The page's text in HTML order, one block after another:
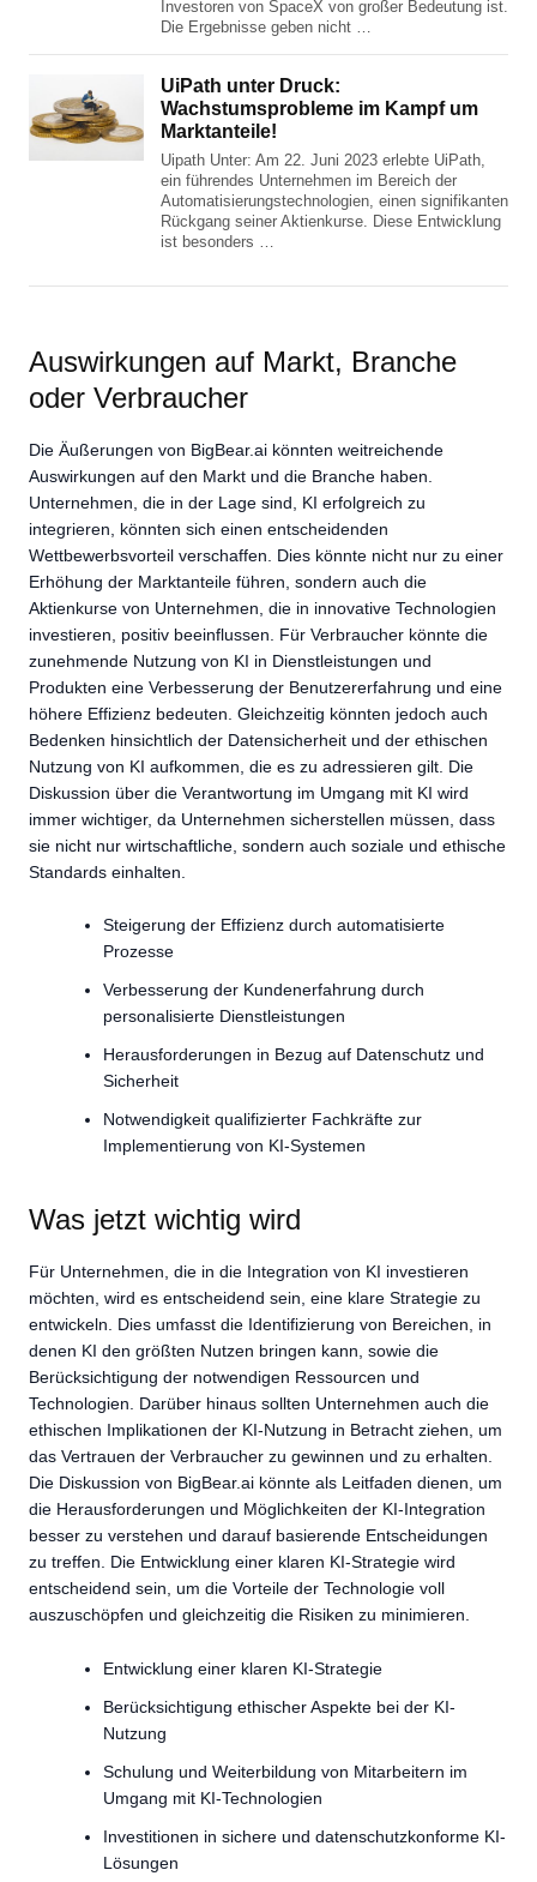
Investoren von SpaceX von großer Bedeutung ist.
Die Ergebnisse geben nicht …
UiPath unter Druck:
Wachstumsprobleme im Kampf um
Marktanteile!
Uipath Unter: Am 22. Juni 2023 erlebte UiPath,
ein führendes Unternehmen im Bereich der
Automatisierungstechnologien, einen signifikanten
Rückgang seiner Aktienkurse. Diese Entwicklung
ist besonders …
Auswirkungen auf Markt, Branche
oder Verbraucher
Die Äußerungen von BigBear.ai könnten weitreichende
Auswirkungen auf den Markt und die Branche haben.
Unternehmen, die in der Lage sind, KI erfolgreich zu
integrieren, könnten sich einen entscheidenden
Wettbewerbsvorteil verschaffen. Dies könnte nicht nur zu einer
Erhöhung der Marktanteile führen, sondern auch die
Aktienkurse von Unternehmen, die in innovative Technologien
investieren, positiv beeinflussen. Für Verbraucher könnte die
zunehmende Nutzung von KI in Dienstleistungen und
Produkten eine Verbesserung der Benutzererfahrung und eine
höhere Effizienz bedeuten. Gleichzeitig könnten jedoch auch
Bedenken hinsichtlich der Datensicherheit und der ethischen
Nutzung von KI aufkommen, die es zu adressieren gilt. Die
Diskussion über die Verantwortung im Umgang mit KI wird
immer wichtiger, da Unternehmen sicherstellen müssen, dass
sie nicht nur wirtschaftliche, sondern auch soziale und ethische
Standards einhalten.
Steigerung der Effizienz durch automatisierte
Prozesse
Verbesserung der Kundenerfahrung durch
personalisierte Dienstleistungen
Herausforderungen in Bezug auf Datenschutz und
Sicherheit
Notwendigkeit qualifizierter Fachkräfte zur
Implementierung von KI-Systemen
Was jetzt wichtig wird
Für Unternehmen, die in die Integration von KI investieren
möchten, wird es entscheidend sein, eine klare Strategie zu
entwickeln. Dies umfasst die Identifizierung von Bereichen, in
denen KI den größten Nutzen bringen kann, sowie die
Berücksichtigung der notwendigen Ressourcen und
Technologien. Darüber hinaus sollten Unternehmen auch die
ethischen Implikationen der KI-Nutzung in Betracht ziehen, um
das Vertrauen der Verbraucher zu gewinnen und zu erhalten.
Die Diskussion von BigBear.ai könnte als Leitfaden dienen, um
die Herausforderungen und Möglichkeiten der KI-Integration
besser zu verstehen und darauf basierende Entscheidungen
zu treffen. Die Entwicklung einer klaren KI-Strategie wird
entscheidend sein, um die Vorteile der Technologie voll
auszuschöpfen und gleichzeitig die Risiken zu minimieren.
Entwicklung einer klaren KI-Strategie
Berücksichtigung ethischer Aspekte bei der KI-
Nutzung
Schulung und Weiterbildung von Mitarbeitern im
Umgang mit KI-Technologien
Investitionen in sichere und datenschutzkonforme KI-
Lösungen